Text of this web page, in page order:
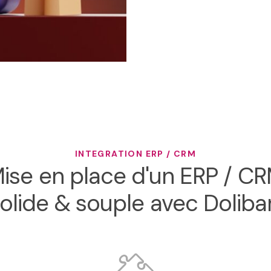
INTEGRATION ERP / CRM
en place d'un ERP /
& souple avec